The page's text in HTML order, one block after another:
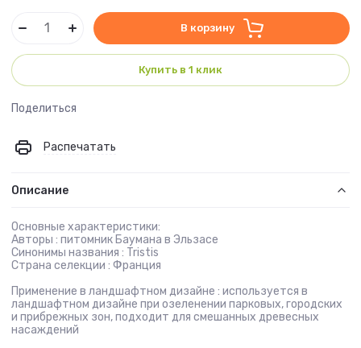
В корзину
Купить в 1 клик
Поделиться
Распечатать
Описание
Основные характеристики:
Авторы : питомник Баумана в Эльзасе
Синонимы названия : Tristis
Страна селекции : Франция
Применение в ландшафтном дизайне : используется в
ландшафтном дизайне при озеленении парковых, городских
и прибрежных зон, подходит для смешанных древесных
насаждений